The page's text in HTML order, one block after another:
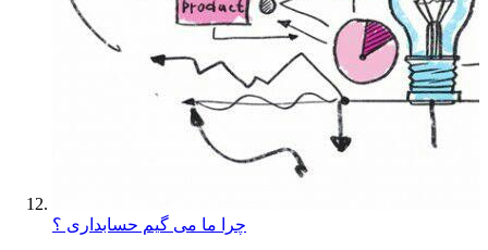
چرا ما می گیم حسابداری ؟